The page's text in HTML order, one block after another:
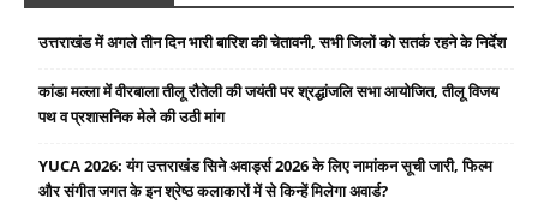
उत्तराखंड में अगले तीन दिन भारी बारिश की चेतावनी, सभी जिलों को सतर्क रहने के निर्देश
कांडा मल्ला में वीरबाला तीलू रौतेली की जयंती पर श्रद्धांजलि सभा आयोजित, तीलू विजय
पथ व प्रशासनिक मेले की उठी मांग
YUCA 2026: यंग उत्तराखंड सिने अवार्ड्स 2026 के लिए नामांकन सूची जारी, फिल्म
और संगीत जगत के इन श्रेष्ठ कलाकारों में से किन्हें मिलेगा अवार्ड?